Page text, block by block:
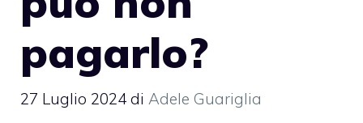
pagarlo?
27 Luglio 2024 di Adele Guariglia